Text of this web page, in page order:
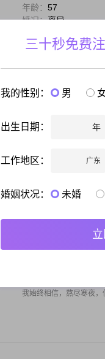
年龄： 57
婚况：离异
性别：
我是性格温柔心地善良
所以通过平台是否遇上
想找一个合拍，三观一致
我始终相信，熬尽寒夜，
三十秒免费
我的性别： 男
出生日期： 年
工作地区： 广东
婚姻状况： 未婚